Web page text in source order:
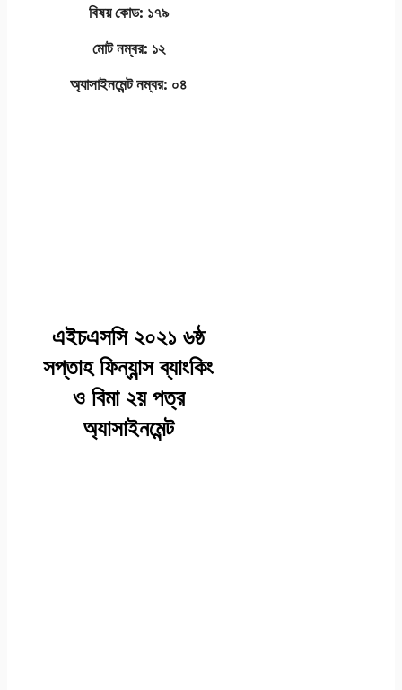
বিষয় কোড: ১৭৯
মোট নম্বর: ১২
অ্যাসাইনমেন্ট নম্বর: ০৪
এইচএসসি ২০২১ ৬ষ্ঠ
সপ্তাহ ফিন্যান্স ব্যাংকিং
ও বিমা ২য় পত্র
অ্যাসাইনমেন্ট